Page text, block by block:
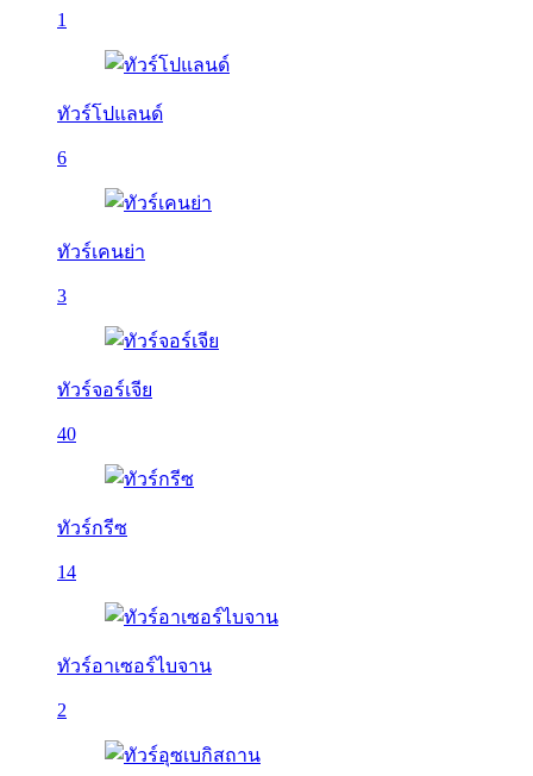
1
ทัวร์โปแลนด์
6
ทัวร์เคนย่า
3
ทัวร์จอร์เจีย
40
ทัวร์กรีซ
14
ทัวร์อาเซอร์ไบจาน
2